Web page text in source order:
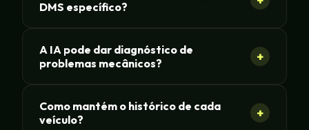
DMS específico?
A IA pode dar diagnóstico de
problemas mecânicos?
+
Como mantém o histórico de cada
veículo?
+